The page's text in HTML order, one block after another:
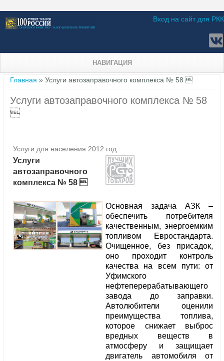
Вход на сайт для РКК
НАВИГАЦИЯ
Вы здесь
Главная » Услуги автозаправочного комплекса № 58 
Услуги автозаправочного комплекса № 58

Услуги для населения 2012 год
Услуги
автозаправочного
комплекса № 58 
Основная задача АЗК –
обеспечить потребителя
качественным, энергоемким
топливом Евростандарта.
Очищенное, без присадок,
оно проходит контроль
качества на всем пути: от
Уфимского
нефтеперерабатывающего
завода до заправки.
Автолюбители оценили
преимущества топлива,
которое снижает выброс
вредных веществ в
атмосферу и защищает
двигатель автомобиля от